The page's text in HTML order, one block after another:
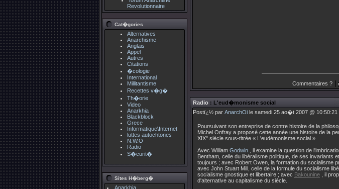
Revolutionnaire
Cat�gories
Alternatives
Anarchisme
Anglais
Appel
Autres
Citations
�cologie
International
Millitantisme
Recettes v�g�
Th�orie
Video
Anarkhia
Blackblock
Grece
Informatique\Internet
luttes autochtones
N.W.O
Radio
S�curit�
Sites H�berg�
Anarkhia
Commentaires ?|
Radio : L'eud�monisme social
Postï¿½ par AnarchOi le samedi 25 ao�t 2007 @ 10:50:21
Poursuivant son entreprise de contre histoire de la
Michel Onfray a proposé cette année une histoire de la
XIX° siècle sous-titrée « L'eudémonisme social ».
Avec William Godwin , il examine la question de
Bentham, celle du libéralisme politique, de ses invariants
toujours ; avec Robert Owen, la formation du socialisme
avec John Stuart Mill, celle de la formule du socialisme
socialisme gnostique et libertaire ; avec Bakounine , il
d'alternative au capitalisme du siècle.